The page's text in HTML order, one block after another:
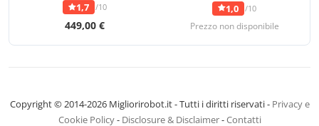
1,7 /10
449,00 €
1,0 /10
Prezzo non disponibile
Copyright © 2014-2026 Migliorirobot.it - Tutti i diritti riservati - Privacy e
Cookie Policy- Disclosure & Disclaimer-Contatti